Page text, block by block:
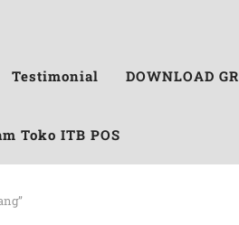
Testimonial DOWNLOAD
Toko ITB POS